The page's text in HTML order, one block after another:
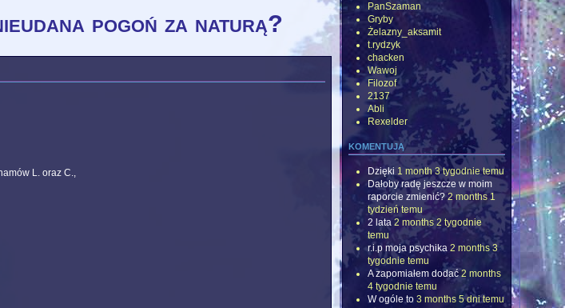
pogoń za naturą?
L. oraz C.,
PanSzaman
Gryby
Żelazny_aksamit
t.rydzyk
chacken
Wawoj
Filozof
2137
Abli
Rexelder
komentują
Dzięki 1 month 3 tygodnie temu
Dałoby radę jeszcze w moim
raporcie zmienić? 2 months 1
tydzień temu
2 lata 2 months 2 tygodnie
temu
r.i.p moja psychika 2 months 3
tygodnie temu
A zapomiałem dodać 2 months
4 tygodnie temu
W ogóle to 3 months 5 dni temu